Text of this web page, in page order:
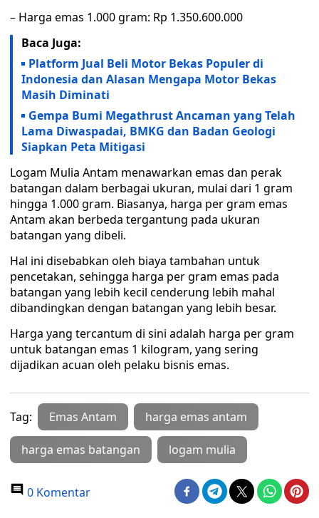
– Harga emas 1.000 gram: Rp 1.350.600.000
Baca Juga:
Platform Jual Beli Motor Bekas Populer di
Indonesia dan Alasan Mengapa Motor Bekas
Masih Diminati
Gempa Bumi Megathrust Ancaman yang Telah
Lama Diwaspadai, BMKG dan Badan Geologi
Siapkan Peta Mitigasi
Logam Mulia Antam menawarkan emas dan perak
batangan dalam berbagai ukuran, mulai dari 1 gram
hingga 1.000 gram. Biasanya, harga per gram emas
Antam akan berbeda tergantung pada ukuran
batangan yang dibeli.
Hal ini disebabkan oleh biaya tambahan untuk
pencetakan, sehingga harga per gram emas pada
batangan yang lebih kecil cenderung lebih mahal
dibandingkan dengan batangan yang lebih besar.
Harga yang tercantum di sini adalah harga per gram
untuk batangan emas 1 kilogram, yang sering
dijadikan acuan oleh pelaku bisnis emas.
Tag: Emas Antam harga emas antam
harga emas batangan logam mulia
0 Komentar